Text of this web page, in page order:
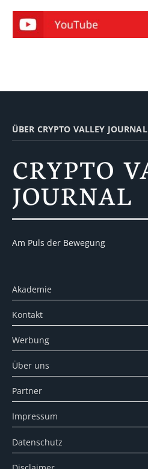
ÜBER CRYPTO VALLEY JOURNAL
Am Puls der Bewegung
Akademie
Kontakt
Werbung
Über uns
Partner
Impressum
Datenschutz